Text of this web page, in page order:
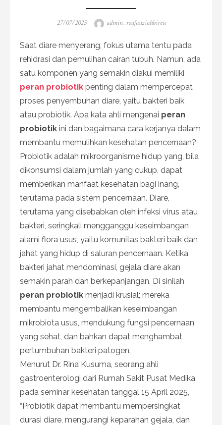
Posted
27/07/2025 Author
admin_rsufauziahbireu
Saat diare menyerang, fokus utama tentu pada
rehidrasi dan pemulihan cairan tubuh. Namun, ada
satu komponen yang semakin diakui memiliki
peran probiotik penting dalam mempercepat
proses penyembuhan diare, yaitu bakteri baik
atau probiotik. Apa kata ahli mengenai peran
probiotik ini dan bagaimana cara kerjanya dalam
membantu memulihkan kesehatan pencernaan?
Probiotik adalah mikroorganisme hidup yang, bila
dikonsumsi dalam jumlah yang cukup, dapat
memberikan manfaat kesehatan bagi inang,
terutama pada sistem pencernaan. Diare,
terutama yang disebabkan oleh infeksi virus atau
bakteri, seringkali mengganggu keseimbangan
alami flora usus, yaitu komunitas bakteri baik dan
jahat yang hidup di saluran pencernaan. Ketika
bakteri jahat mendominasi, gejala diare akan
semakin parah dan berkepanjangan. Di sinilah
peran probiotik menjadi krusial; mereka
membantu mengembalikan keseimbangan
mikrobiota usus, mendukung fungsi pencernaan
yang sehat, dan bahkan dapat menghambat
pertumbuhan bakteri patogen.
Menurut Dr. Rina Kusuma, seorang ahli
gastroenterologi dari Rumah Sakit Pusat Medika
pada seminar kesehatan tanggal 15 April 2025,
“Probiotik dapat membantu mempersingkat
durasi diare, mengurangi keparahan gejala, dan